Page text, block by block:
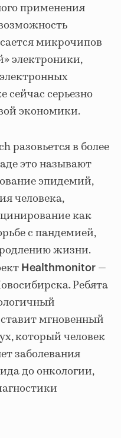
применения
микрочипов
электроники,
сейчас серьезно
экономики.
разовьется в более
это называют
эпидемий,
человека,
как
с пандемией,
жизни.
Healthmonitor —
Ребята
мгновенный
который человек
заболевания
до онкологии,